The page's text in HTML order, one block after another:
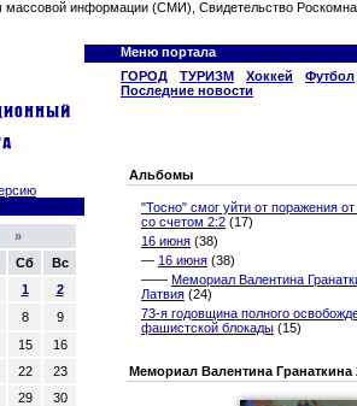
массовой информации (СМИ), Свидетельство
Меню портала
ГОРОД
ТУРИЗМ Хоккей
Футбол
Последние новости
»
Сб
Вс
1
2
8
9
15
16
22
23
29
30
Альбомы
"Тосно" смог уйти от поражения
со счетом 2:2 (17)
16 июня (38)
— 16 июня (38)
—— Мемориал Валентина
Латвия (24)
73-я годовщина полного
фашистской блокады (15)
Мемориал Валентина